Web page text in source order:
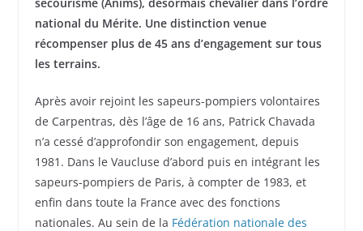
national du Mérite. Une distinction venue
récompenser plus de 45 ans d’engagement sur tous
les terrains.
Après avoir rejoint les sapeurs-pompiers volontaires
de Carpentras, dès l’âge de 16 ans, Patrick Chavada
n’a cessé d’approfondir son engagement, depuis
1981. Dans le Vaucluse d’abord puis en intégrant les
sapeurs-pompiers de Paris, à compter de 1983, et
enfin dans toute la France avec des fonctions
nationales. Au sein de la Fédération nationale des